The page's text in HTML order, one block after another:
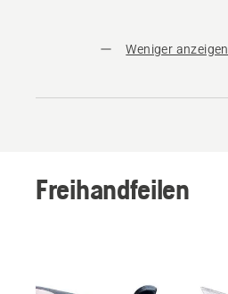
Weniger anzeigen
Freihandfeilen